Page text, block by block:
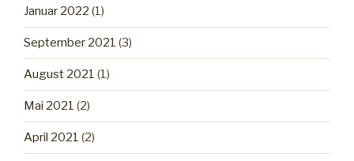
Januar 2022 (1)
September 2021 (3)
August 2021 (1)
Mai 2021 (2)
April 2021 (2)